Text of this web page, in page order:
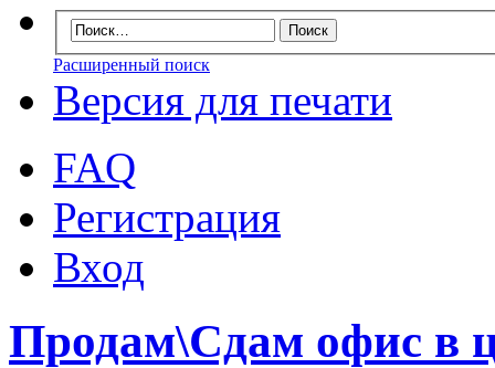
Расширенный поиск
Версия для печати
FAQ
Регистрация
Вход
Продам\Сдам офис в